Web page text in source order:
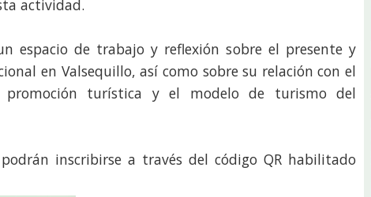
actividad.
espacio de trabajo y reflexión sobre el presente y
en Valsequillo, así como sobre su relación con el
promoción turística y el modelo de turismo del
inscribirse a través del código QR habilitado